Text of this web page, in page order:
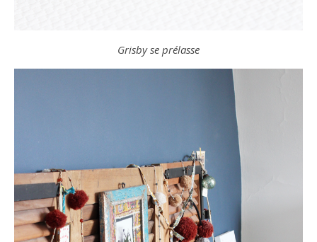
Grisby se prélasse